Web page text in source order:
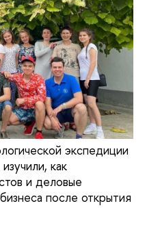
экспедиции
как
и деловые
после открытия